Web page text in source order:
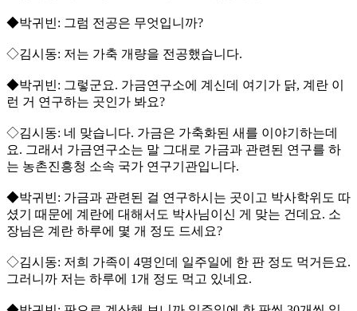
◆박귀빈: 그럼 전공은 무엇입니까?
◇김시동: 저는 가축 개량을 전공했습니다.
◆박귀빈: 그렇군요. 가금연구소에 계신데 여기가 닭, 계란 이
런 거 연구하는 곳인가 봐요?
◇김시동: 네 맞습니다. 가금은 가축화된 새를 이야기하는데
요. 그래서 가금연구소는 말 그대로 가금과 관련된 연구를 하
는 농촌진흥청 소속 국가 연구기관입니다.
◆박귀빈: 가금과 관련된 걸 연구하시는 곳이고 박사학위도 따
셨기 때문에 계란에 대해서도 박사님이신 게 맞는 건데요. 소
장님은 계란 하루에 몇 개 정도 드세요?
◇김시동: 저희 가족이 4명인데 일주일에 한 판 정도 먹거든요.
그러니까 저는 하루에 1개 정도 먹고 있네요.